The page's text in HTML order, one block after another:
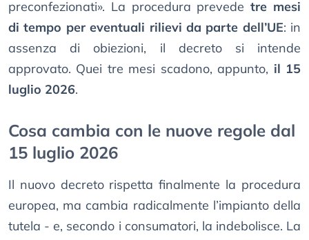
preconfezionati». La procedura prevedetre mesi
di tempo per eventuali rilievi da parte dell’UE: in
assenza di obiezioni, il decreto si intende
approvato. Quei tre mesi scadono, appunto, il 15
luglio 2026.
Cosa cambia con le nuove regole dal
15 luglio 2026
Il nuovo decreto rispetta finalmente la procedura
europea, ma cambia radicalmente l’impianto della
tutela - e, secondo i consumatori, la indebolisce. La